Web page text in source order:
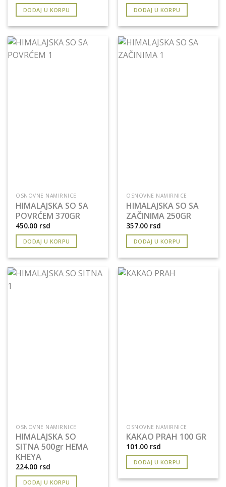
DODAJ U KORPU DODAJ U KORPU
OSNOVNE NAMIRNICE
HIMALAJSKA SO SA
POVRĆEM 370GR
450.00 rsd
DODAJ U KORPU
OSNOVNE NAMIRNICE
HIMALAJSKA SO SA
ZAČINIMA 250GR
357.00 rsd
DODAJ U KORPU
OSNOVNE NAMIRNICE
HIMALAJSKA SO
SITNA 500gr HEMA
KHEYA
224.00 rsd
DODAJ U KORPU
OSNOVNE NAMIRNICE
KAKAO PRAH 100 GR
101.00 rsd
DODAJ U KORPU